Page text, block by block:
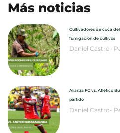
Más noticias
Cultivadores de coca
fumigación de cultivos
Daniel Castro-
Alianza FC vs. Atlético
partido
Daniel Castro-